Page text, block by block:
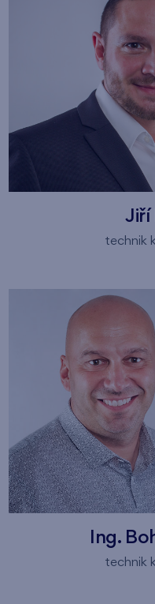
Jiří
technik
Ing.
technik